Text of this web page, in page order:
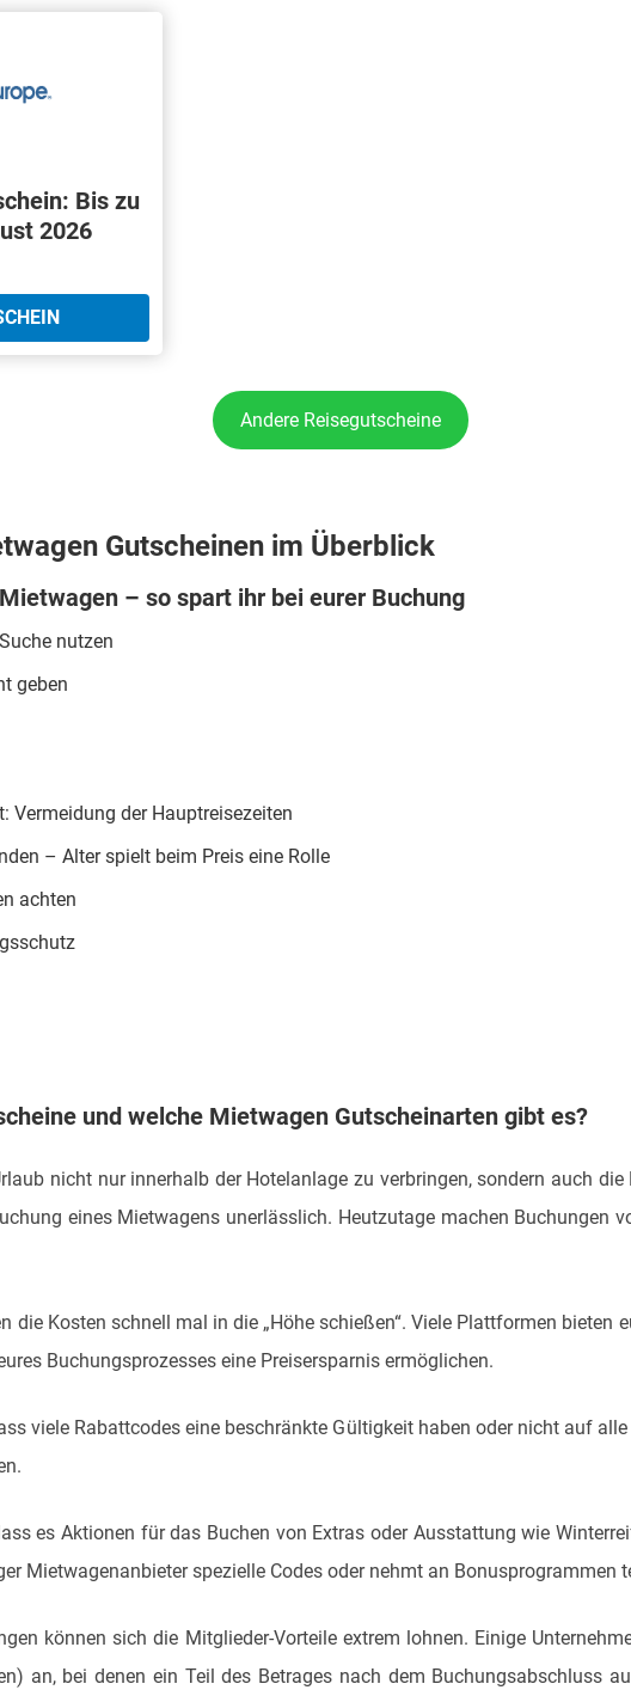
Bis zu
2026
Andere Reisegutscheine
Gutscheinen im Überblick
– so spart ihr bei eurer Buchung
nutzen
geben
Vermeidung der Hauptreisezeiten
– Alter spielt beim Preis eine Rolle
achten
und welche Mietwagen Gutscheinarten gibt es?
nicht nur innerhalb der Hotelanlage zu verbringen, sondern auch die
eines Mietwagens unerlässlich. Heutzutage machen Buchungen
die Kosten schnell mal in die „Höhe schießen“. Viele Plattformen bieten
Buchungsprozesses eine Preisersparnis ermöglichen.
viele Rabattcodes eine beschränkte Gültigkeit haben oder nicht auf
es Aktionen für das Buchen von Extras oder Ausstattung wie
Mietwagenanbieter spezielle Codes oder nehmt an Bonusprogrammen
können sich die Mitglieder-Vorteile extrem lohnen. Einige
an, bei denen ein Teil des Betrages nach dem Buchungsabschluss